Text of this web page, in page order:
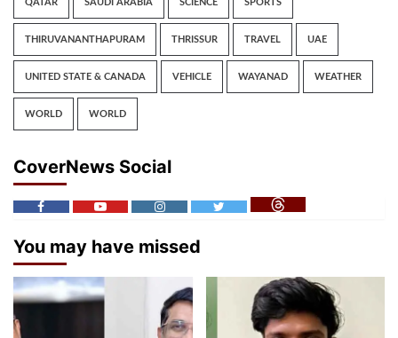
THIRUVANANTHAPURAM THRISSUR TRAVEL UAE
UNITED STATE & CANADA VEHICLE WAYANAD WEATHER
WORLD WORLD
CoverNews Social
You may have missed